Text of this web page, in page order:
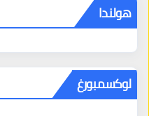
هولندا
لوكسمبورغ